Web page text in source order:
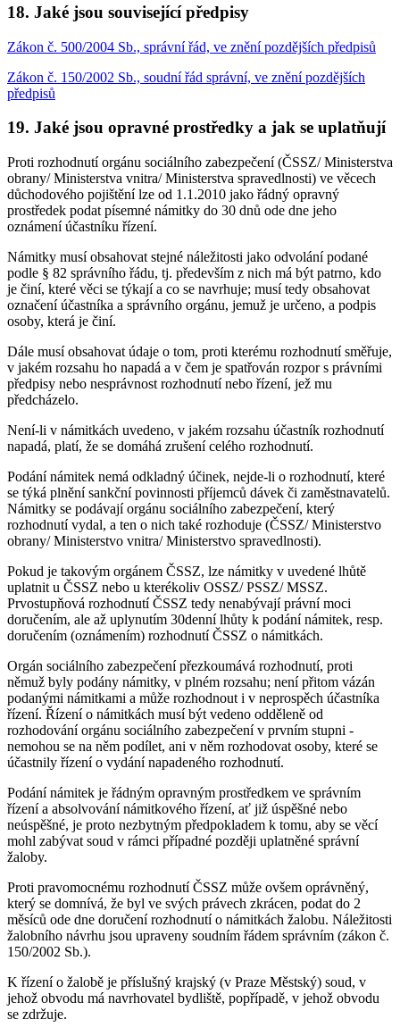
18. Jaké jsou související předpisy
Zákon č. 500/2004 Sb., správní řád, ve znění pozdějších předpisů
Zákon č. 150/2002 Sb., soudní řád správní, ve znění pozdějších
předpisů
19. Jaké jsou opravné prostředky a jak se uplatňují
Proti rozhodnutí orgánu sociálního zabezpečení (ČSSZ/ Ministerstva
obrany/ Ministerstva vnitra/ Ministerstva spravedlnosti) ve věcech
důchodového pojištění lze od 1.1.2010 jako řádný opravný
prostředek podat písemné námitky do 30 dnů ode dne jeho
oznámení účastníku řízení.
Námitky musí obsahovat stejné náležitosti jako odvolání podané
podle § 82 správního řádu, tj. především z nich má být patrno, kdo
je činí, které věci se týkají a co se navrhuje; musí tedy obsahovat
označení účastníka a správního orgánu, jemuž je určeno, a podpis
osoby, která je činí.
Dále musí obsahovat údaje o tom, proti kterému rozhodnutí směřuje,
v jakém rozsahu ho napadá a v čem je spatřován rozpor s právními
předpisy nebo nesprávnost rozhodnutí nebo řízení, jež mu
předcházelo.
Není-li v námitkách uvedeno, v jakém rozsahu účastník rozhodnutí
napadá, platí, že se domáhá zrušení celého rozhodnutí.
Podání námitek nemá odkladný účinek, nejde-li o rozhodnutí, které
se týká plnění sankční povinnosti příjemců dávek či zaměstnavatelů.
Námitky se podávají orgánu sociálního zabezpečení, který
rozhodnutí vydal, a ten o nich také rozhoduje (ČSSZ/ Ministerstvo
obrany/ Ministerstvo vnitra/ Ministerstvo spravedlnosti).
Pokud je takovým orgánem ČSSZ, lze námitky v uvedené lhůtě
uplatnit u ČSSZ nebo u kterékoliv OSSZ/ PSSZ/ MSSZ.
Prvostupňová rozhodnutí ČSSZ tedy nenabývají právní moci
doručením, ale až uplynutím 30denní lhůty k podání námitek, resp.
doručením (oznámením) rozhodnutí ČSSZ o námitkách.
Orgán sociálního zabezpečení přezkoumává rozhodnutí, proti
němuž byly podány námitky, v plném rozsahu; není přitom vázán
podanými námitkami a může rozhodnout i v neprospěch účastníka
řízení. Řízení o námitkách musí být vedeno odděleně od
rozhodování orgánu sociálního zabezpečení v prvním stupni -
nemohou se na něm podílet, ani v něm rozhodovat osoby, které se
účastnily řízení o vydání napadeného rozhodnutí.
Podání námitek je řádným opravným prostředkem ve správním
řízení a absolvování námitkového řízení, ať již úspěšné nebo
neúspěšné, je proto nezbytným předpokladem k tomu, aby se věcí
mohl zabývat soud v rámci případné později uplatněné správní
žaloby.
Proti pravomocnému rozhodnutí ČSSZ může ovšem oprávněný,
který se domnívá, že byl ve svých právech zkrácen, podat do 2
měsíců ode dne doručení rozhodnutí o námitkách žalobu. Náležitosti
žalobního návrhu jsou upraveny soudním řádem správním (zákon č.
150/2002 Sb.).
K řízení o žalobě je příslušný krajský (v Praze Městský) soud, v
jehož obvodu má navrhovatel bydliště, popřípadě, v jehož obvodu
se zdržuje.